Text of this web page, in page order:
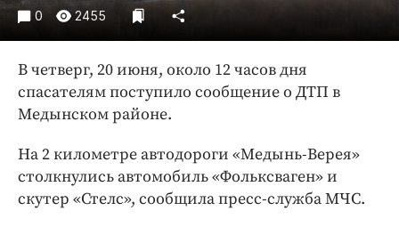
Спорт
Экономика и бизнес
ПРОЕКТЫ
Блоги
Медиаперсона
Интересное чтиво
0 2455
В четверг, 20 июня, около 12 часов дня
спасателям поступило сообщение о ДТП в
Медынском районе.
На 2 километре автодороги «Медынь-Верея»
столкнулись автомобиль «Фольксваген» и
скутер «Стелс», сообщила пресс-служба МЧС.